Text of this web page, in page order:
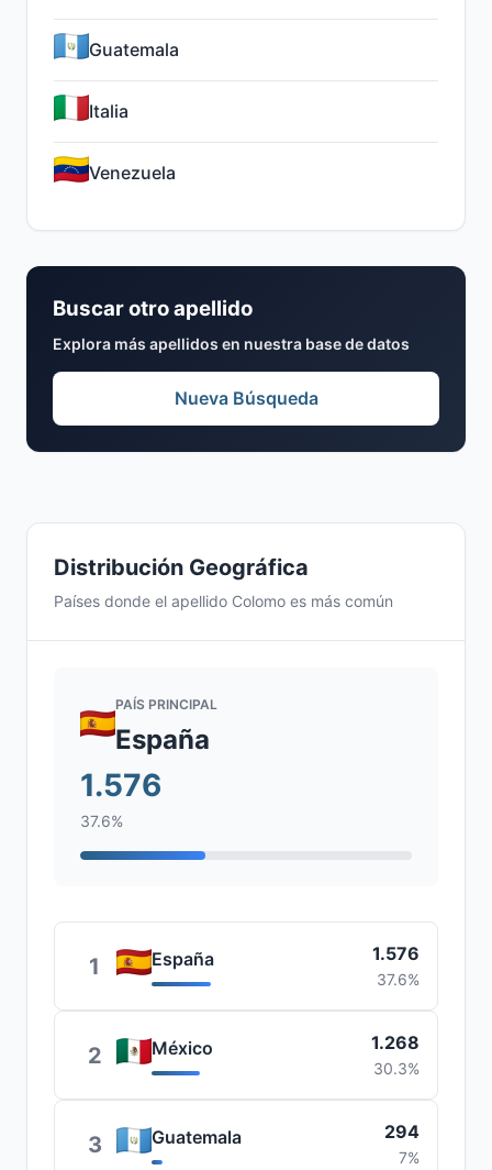
Distribución Geográfica
Países donde el apellido Colomo es más común
PAÍS PRINCIPAL
España
1.576
37.6%
1 España 1.576
37.6%
2 México 1.268
30.3%
3 Guatemala 294
7%
Guatemala
Italia
Venezuela
Buscar otro apellido
Explora más apellidos en nuestra base de datos
Nueva Búsqueda